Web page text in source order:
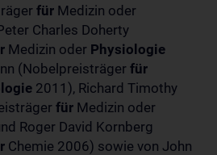
für Medizin oder
Charles Doherty
Medizin oder Physiologie
(Nobelpreisträger für
2011), Richard Timothy
für Medizin oder
Roger David Kornberg
Chemie 2006) sowie von John